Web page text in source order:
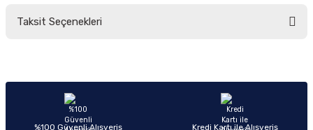
Taksit Seçenekleri
%100 Güvenli Alışveriş Kredi Kartı ile Alışveriş